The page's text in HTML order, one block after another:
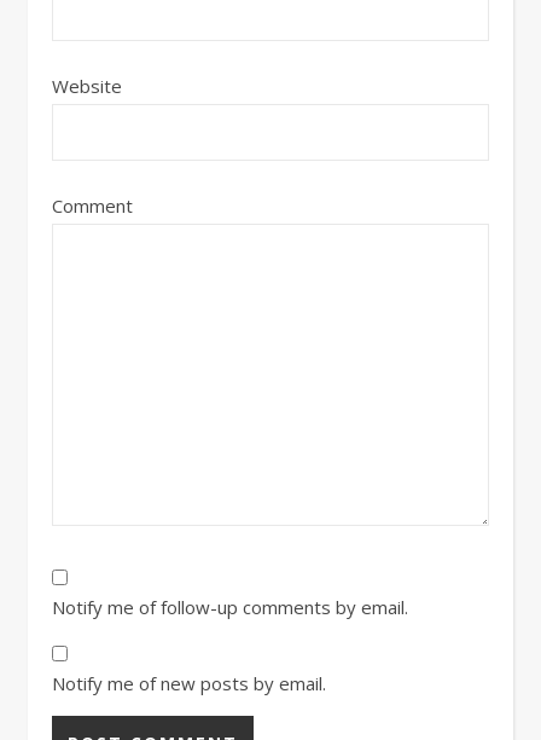
Website
Comment
Notify me of follow-up comments by email.
Notify me of new posts by email.